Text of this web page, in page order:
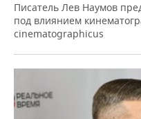
Писатель Лев Наумов
под влиянием
cinematographicus